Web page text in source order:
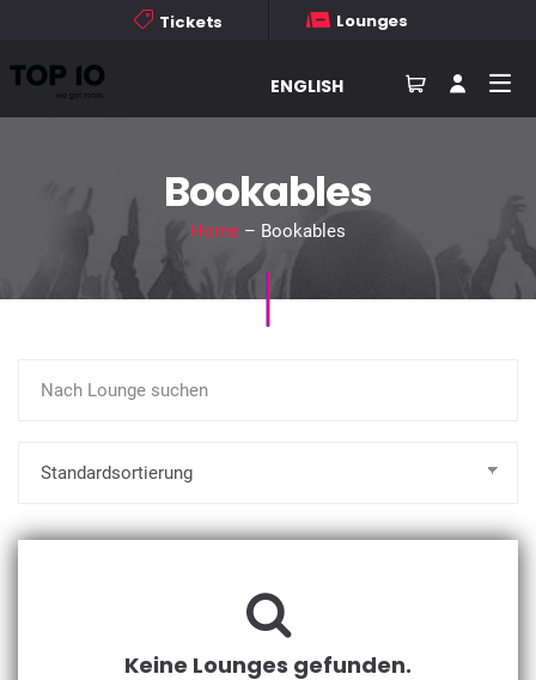
Tickets Lounges
ENGLISH
Bookables
Home– Bookables
Keine Lounges gefunden.